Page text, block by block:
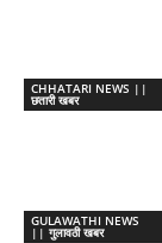
CHHATARI NEWS ||
छतारी खबर
GULAWATHI NEWS
|| गुलावठी खबर